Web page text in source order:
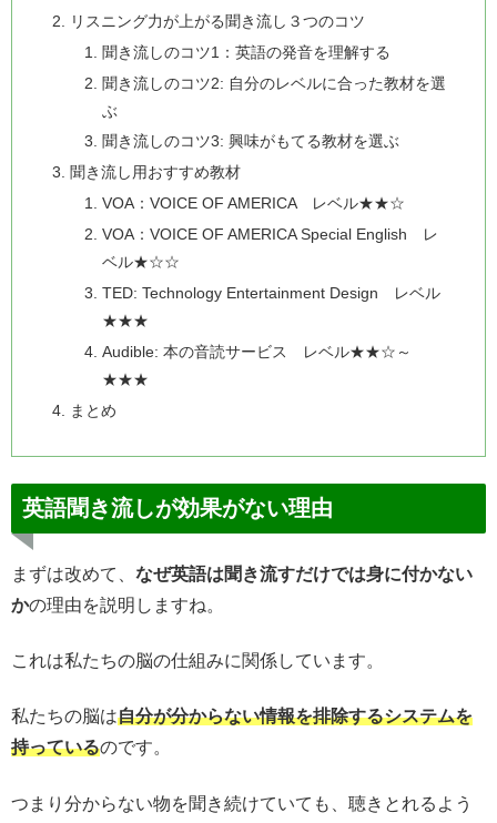
リスニング力が上がる聞き流し３つのコツ
聞き流しのコツ1：英語の発音を理解する
聞き流しのコツ2: 自分のレベルに合った教材を選
ぶ
聞き流しのコツ3: 興味がもてる教材を選ぶ
聞き流し用おすすめ教材
VOA：VOICE OF AMERICA レベル★★☆
VOA：VOICE OF AMERICA Special English レ
ベル★☆☆
TED: Technology Entertainment Design レベル
★★★
Audible: 本の音読サービス レベル★★☆～
★★★
まとめ
英語聞き流しが効果がない理由
まずは改めて、 なぜ英語は聞き流すだけでは身に付かない
かの理由を説明しますね。
これは私たちの脳の仕組みに関係しています。
私たちの脳は自分が分からない情報を排除するシステムを
持っているのです。
つまり分からない物を聞き続けていても、聴きとれるよう